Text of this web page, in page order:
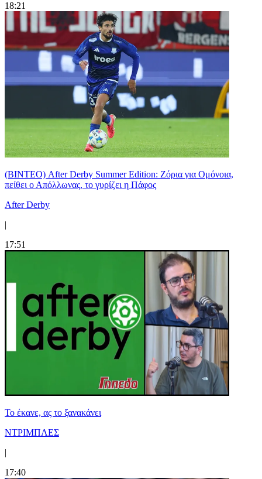
18:21
(ΒΙΝΤΕΟ) After Derby Summer Edition: Ζόρια για Ομόνοια,
πείθει ο Απόλλωνας, το γυρίζει η Πάφος
After Derby
|
17:51
Το έκανε, ας το ξανακάνει
ΝΤΡΙΜΠΛΕΣ
|
17:40